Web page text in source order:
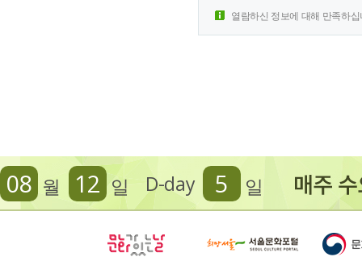
열람하신 정보에 대해 만족하
D-day 5 일
08 월 12 일